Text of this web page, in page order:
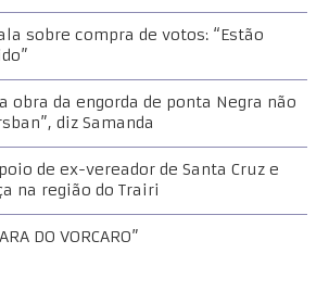
sobre compra de votos: “Estão
obra da engorda de ponta Negra não
diz Samanda
de ex-vereador de Santa Cruz e
na região do Trairi
DO VORCARO”